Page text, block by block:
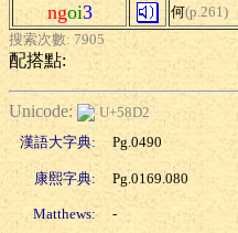
ngoi3 何(p.261)
搜索次數: 7905
配搭點:
Unicode:
U+58D2
漢語大字典:
Pg.0490
康熙字典: Pg.0169.080
Matthews: -